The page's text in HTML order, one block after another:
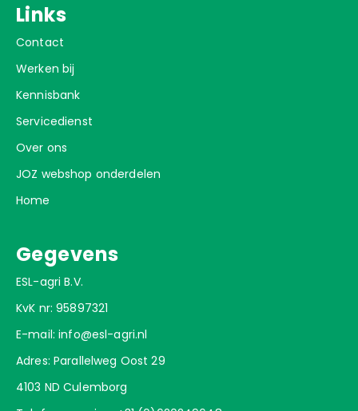
Links
Contact
Werken bij
Kennisbank
Servicedienst
Over ons
JOZ webshop onderdelen
Home
Gegevens
ESL-agri B.V.
KvK nr: 95897321
E-mail:info@esl-agri.nl
Adres: Parallelweg Oost 29
4103 ND Culemborg